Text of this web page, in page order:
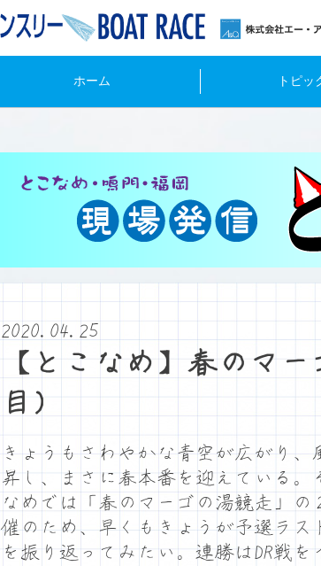
ホーム トピッ
2020.04.25
【とこなめ】春のマ
目）
きょうもさわやかな青空が広がり
昇し、まさに春本番を迎えている。
なめでは「春のマーゴの湯競走」
催のため、早くもきょうが予選ラス
を振り返ってみたい。連勝はDR戦